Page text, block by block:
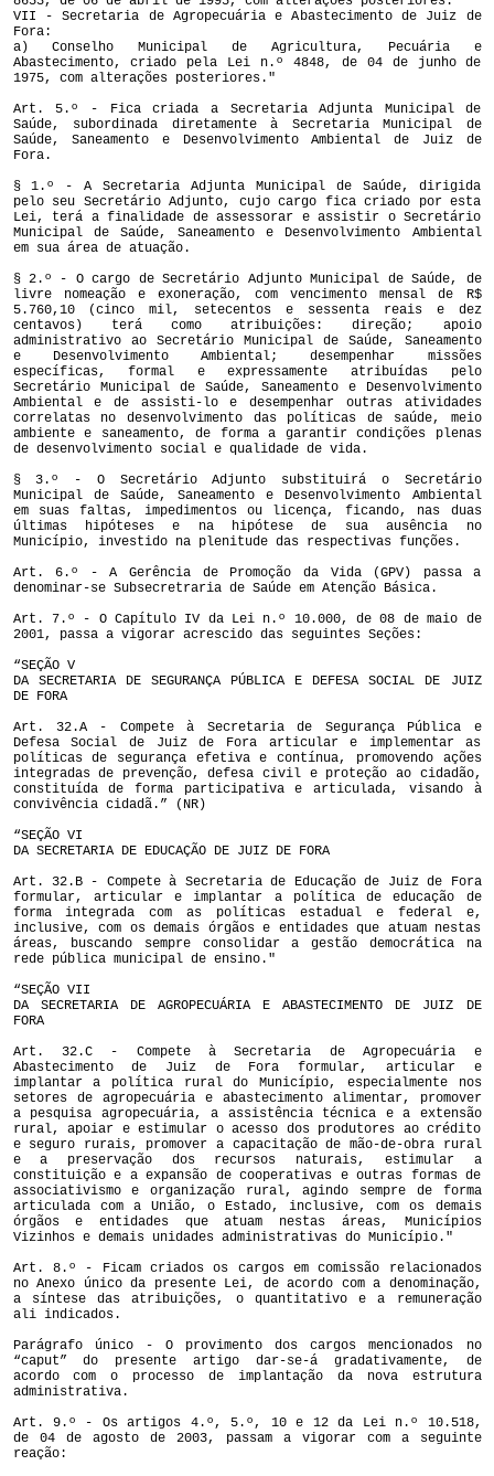
VII - Secretaria de Agropecuária e Abastecimento de Juiz de
Fora:
a) Conselho Municipal de Agricultura, Pecuária e
Abastecimento, criado pela Lei n.º 4848, de 04 de junho de
1975, com alterações posteriores."
Art. 5.º - Fica criada a Secretaria Adjunta Municipal de
Saúde, subordinada diretamente à Secretaria Municipal de
Saúde, Saneamento e Desenvolvimento Ambiental de Juiz de
Fora.
§ 1.º - A Secretaria Adjunta Municipal de Saúde, dirigida
pelo seu Secretário Adjunto, cujo cargo fica criado por esta
Lei, terá a finalidade de assessorar e assistir o Secretário
Municipal de Saúde, Saneamento e Desenvolvimento Ambiental
em sua área de atuação.
§ 2.º - O cargo de Secretário Adjunto Municipal de Saúde, de
livre nomeação e exoneração, com vencimento mensal de R$
5.760,10 (cinco mil, setecentos e sessenta reais e dez
centavos) terá como atribuições: direção; apoio
administrativo ao Secretário Municipal de Saúde, Saneamento
e Desenvolvimento Ambiental; desempenhar missões
específicas, formal e expressamente atribuídas pelo
Secretário Municipal de Saúde, Saneamento e Desenvolvimento
Ambiental e de assisti-lo e desempenhar outras atividades
correlatas no desenvolvimento das políticas de saúde, meio
ambiente e saneamento, de forma a garantir condições plenas
de desenvolvimento social e qualidade de vida.
§ 3.º - O Secretário Adjunto substituirá o Secretário
Municipal de Saúde, Saneamento e Desenvolvimento Ambiental
em suas faltas, impedimentos ou licença, ficando, nas duas
últimas hipóteses e na hipótese de sua ausência no
Município, investido na plenitude das respectivas funções.
Art. 6.º - A Gerência de Promoção da Vida (GPV) passa a
denominar-se Subsecretraria de Saúde em Atenção Básica.
Art. 7.º - O Capítulo IV da Lei n.º 10.000, de 08 de maio de
2001, passa a vigorar acrescido das seguintes Seções:
“SEÇÃO V
DA SECRETARIA DE SEGURANÇA PÚBLICA E DEFESA SOCIAL DE JUIZ
DE FORA
Art. 32.A - Compete à Secretaria de Segurança Pública e
Defesa Social de Juiz de Fora articular e implementar as
políticas de segurança efetiva e contínua, promovendo ações
integradas de prevenção, defesa civil e proteção ao cidadão,
constituída de forma participativa e articulada, visando à
convivência cidadã.” (NR)
“SEÇÃO VI
DA SECRETARIA DE EDUCAÇÃO DE JUIZ DE FORA
Art. 32.B - Compete à Secretaria de Educação de Juiz de Fora
formular, articular e implantar a política de educação de
forma integrada com as políticas estadual e federal e,
inclusive, com os demais órgãos e entidades que atuam nestas
áreas, buscando sempre consolidar a gestão democrática na
rede pública municipal de ensino."
“SEÇÃO VII
DA SECRETARIA DE AGROPECUÁRIA E ABASTECIMENTO DE JUIZ DE
FORA
Art. 32.C - Compete à Secretaria de Agropecuária e
Abastecimento de Juiz de Fora formular, articular e
implantar a política rural do Município, especialmente nos
setores de agropecuária e abastecimento alimentar, promover
a pesquisa agropecuária, a assistência técnica e a extensão
rural, apoiar e estimular o acesso dos produtores ao crédito
e seguro rurais, promover a capacitação de mão-de-obra rural
e a preservação dos recursos naturais, estimular a
constituição e a expansão de cooperativas e outras formas de
associativismo e organização rural, agindo sempre de forma
articulada com a União, o Estado, inclusive, com os demais
órgãos e entidades que atuam nestas áreas, Municípios
Vizinhos e demais unidades administrativas do Município."
Art. 8.º - Ficam criados os cargos em comissão relacionados
no Anexo único da presente Lei, de acordo com a denominação,
a síntese das atribuições, o quantitativo e a remuneração
ali indicados.
Parágrafo único - O provimento dos cargos mencionados no
“caput” do presente artigo dar-se-á gradativamente, de
acordo com o processo de implantação da nova estrutura
administrativa.
Art. 9.º - Os artigos 4.º, 5.º, 10 e 12 da Lei n.º 10.518,
de 04 de agosto de 2003, passam a vigorar com a seguinte
reação: